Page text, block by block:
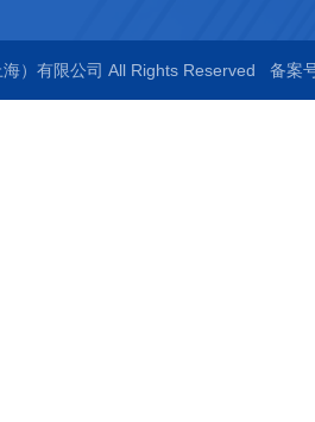
）有限公司 All Rights Reserved 备案